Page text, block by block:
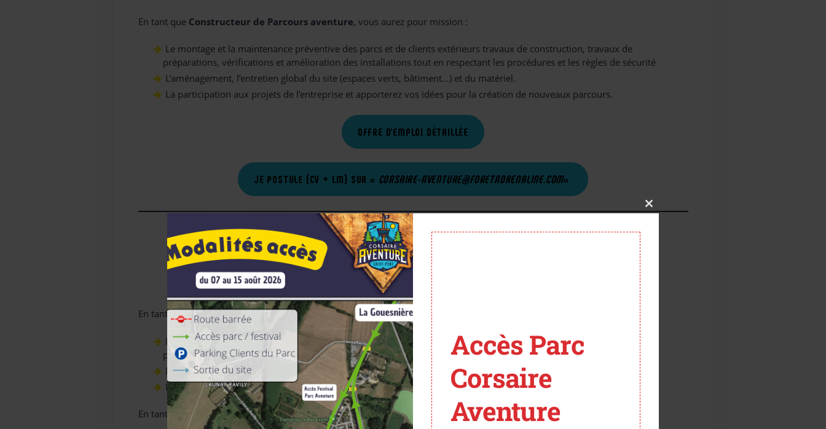
En tant que Constructeur de Parcours aventure, vous aurez pour mission :
Le montage et la maintenance préventive des parcs et de clients extérieurs travaux de construction, travaux de
préparations, vérifications et amélioration des installations tout en respectant les procédures et les règles de sécurité
L’aménagement, l’entretien global du site (espaces verts, bâtiment…) et du matériel.
La participation aux projets de l’entreprise et apporterez vos idées pour la création de nouveaux parcours.
OFFRE D’EMPLOI DÉTAILLÉE
JE POSTULE (CV + LM) SUR « CORSAIRE-AVENTURE@FORETADRENALINE.COM«
Constructeur & Opérateur de Parcours aventure H/F – CDD
Différents postes à pourvoir (35 et 56)
En tant queConstructeur de Parcours aventure, vous aurez pour mission :
Le montage et la maintenance préventive des parcs et de clients extérieurs, travaux de construction, travaux de
préparations, vérifications et amélioration des installations tout en respectant les procédures et les règles de sécurité
L’aménagement, l’entretien global du site (espaces verts, bâtiment…) et du matériel.
La participation aux projets de l’entreprise et apporterez vos idées pour la création de nouveaux parcours.
En tant qu ‘Opérateur de Parcours aventure, vous aurez pour mission :
Close
Accès Parc
Corsaire
Aventure